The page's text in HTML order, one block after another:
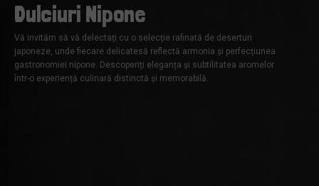
Dulciuri Nipone
Vă invităm să vă delectați cu o selecție rafinată de deserturi
japoneze, unde fiecare delicatesă reflectă armonia și perfecțiunea
gastronomiei nipone. Descoperiți eleganța și subtilitatea aromelor
într-o experiență culinară distinctă și memorabilă.